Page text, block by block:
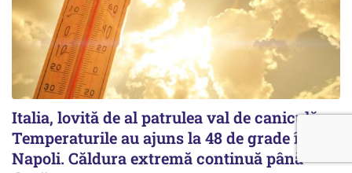
Italia, lovită de al patrulea val de caniculă.
Temperaturile au ajuns la 48 de grade în
Napoli. Căldura extremă continuă până